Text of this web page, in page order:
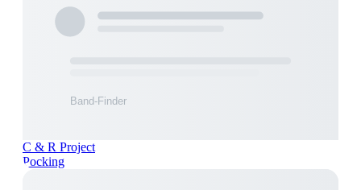
C & R Project
Pocking